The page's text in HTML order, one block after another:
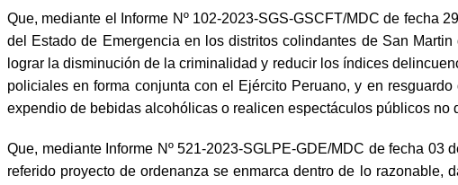
Que, mediante el Informe Nº 102-2023-SGS-GSCFT/MDC de fecha
del Estado de Emergencia en los distritos colindantes de San
lograr la disminución de la criminalidad y reducir los índices
policiales en forma conjunta con el Ejército Peruano, y en
expendio de bebidas alcohólicas o realicen espectáculos públicos no
Que, mediante Informe Nº 521-2023-SGLPE-GDE/MDC de fecha
referido proyecto de ordenanza se enmarca dentro de lo